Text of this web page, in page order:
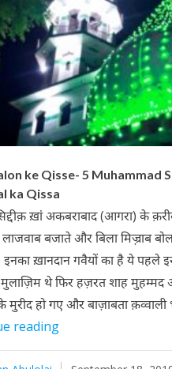
ke Qisse- 5 Muhammad
ka Qissa
ख़ां अकबराबाद (आगरा) के
लाजवाब बजाते और बिला मिज़्राब
ख़ानदान गवैयों का है ये पहले
मुलाज़िम थे फिर हज़रत शाह
के मुरीद हो गए और बाज़ाबता
reading